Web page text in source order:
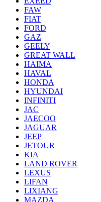
FAW
FIAT
FORD
GAZ
GEELY
GREAT WALL
HAIMA
HAVAL
HONDA
HYUNDAI
INFINITI
JAC
JAECOO
JAGUAR
JEEP
JETOUR
KIA
LAND ROVER
LEXUS
LIFAN
LIXIANG
MAZDA